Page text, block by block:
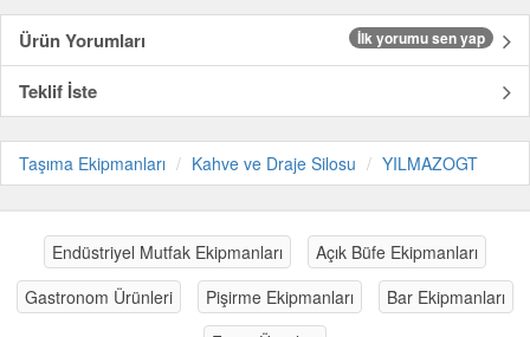
Ürün Yorumları İlk yorumu sen yap
Teklif İste
Taşıma Ekipmanları Kahve ve Draje Silosu YILMAZOGT
Endüstriyel Mutfak Ekipmanları
Açık Büfe Ekipmanları
Gastronom Ürünleri
Pişirme Ekipmanları
Bar Ekipmanları